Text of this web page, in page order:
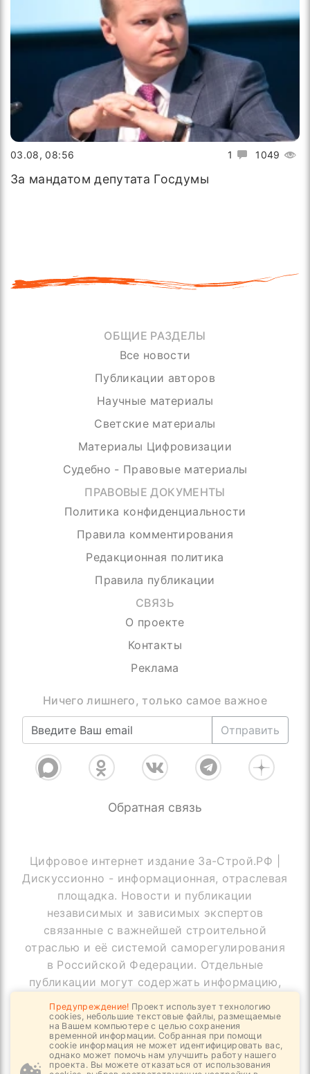
1 1049
03.08, 08:56
За мандатом депутата Госдумы
ОБЩИЕ РАЗДЕЛЫ
Все новости
Публикации авторов
Научные материалы
Светские материалы
Материалы Цифровизации
Судебно - Правовые материалы
ПРАВОВЫЕ ДОКУМЕНТЫ
Политика конфиденциальности
Правила комментирования
Редакционная политика
Правила публикации
СВЯЗЬ
О проекте
Контакты
Реклама
Ничего лишнего, только самое важное
Отправить
Обратная связь
Цифровое интернет издание За-Строй.РФ |
Дискуссионно - информационная, отраслевая
площадка. Новости и публикации
независимых и зависимых экспертов
связанные с важнейшей строительной
отраслью и её системой саморегулирования
в Российской Федерации. Отдельные
публикации могут содержать информацию,
до 18 лет
Предупреждение! Проект использует технологию
cookies, небольшие текстовые файлы, размещаемые
на Вашем компьютере с целью сохранения
временной информации. Собранная при помощи
cookie информация не может идентифицировать вас,
однако может помочь нам улучшить работу нашего
проекта. Вы можете отказаться от использования